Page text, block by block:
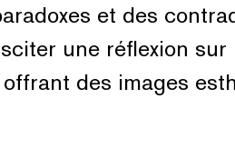
et des
une réflexion
des images